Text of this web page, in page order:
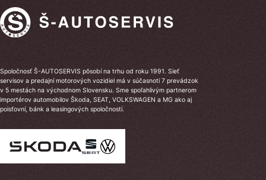
Spoločnosť Š-AUTOSERVIS pôsobí na trhu od roku 1991. Sieť
servisov a predajní motorových vozidiel má v súčasnoti 7 prevádzok
v 5 mestách na východnom Slovensku. Sme spoľahlivým partnerom
importérov automobilov Škoda, SEAT, VOLKSWAGEN a MG ako aj
poisťovní, bánk a leasingových spoločností.